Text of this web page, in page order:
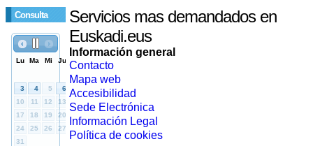
Consulta
Servicios mas demandados en
Euskadi.eus
Información general
Contacto
Mapa web
Accesibilidad
Sede Electrónica
Información Legal
Política de cookies